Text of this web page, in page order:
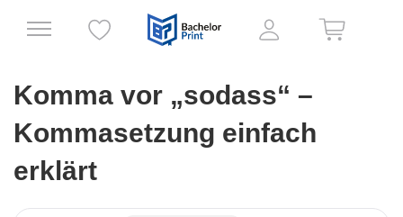
Komma vor „sodass“ –
Kommasetzung einfach
erklärt